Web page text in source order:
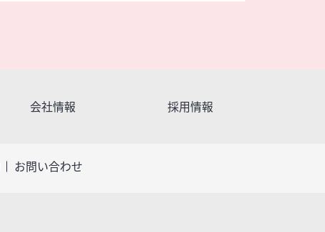
会社情報 採用情報
お問い合わせ